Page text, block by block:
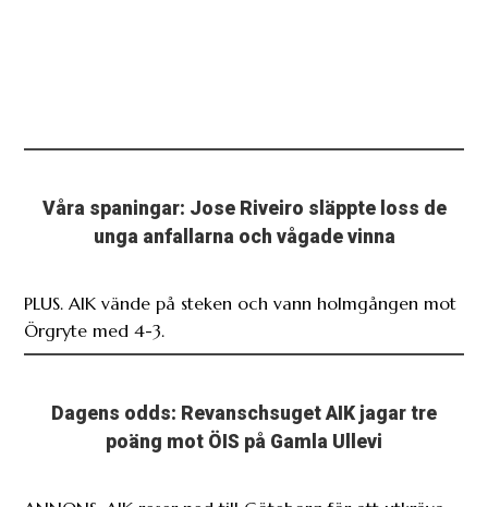
Våra spaningar: Jose Riveiro släppte loss de
unga anfallarna och vågade vinna
PLUS. AIK vände på steken och vann holmgången mot
Örgryte med 4-3.
Dagens odds: Revanschsuget AIK jagar tre
poäng mot ÖIS på Gamla Ullevi